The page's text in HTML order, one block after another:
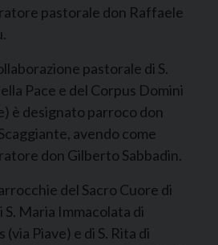
pastorale don Raffaele
pastorale di S.
Pace e del Corpus Domini
è designato parroco don
avendo come
don Gilberto Sabbadin.
del Sacro Cuore di
S. Maria Immacolata di
(via Piave) e di S. Rita di